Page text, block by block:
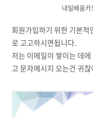
내일배움
회원가입하기 위한 기본
로 고고하시면됩니다.
저는 이메일이 쌓이는 데
고 문자메시지 오는건 귀